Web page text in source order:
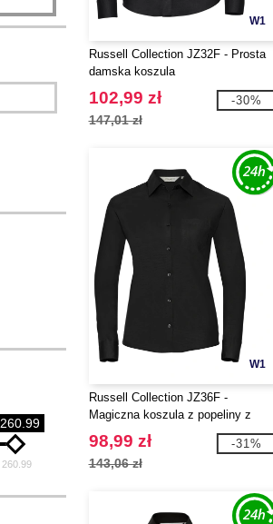
260.99
W1
Russell Collection JZ32F - Prosta
damska koszula
102,99 zł
147,01 zł
-30%
W1
Russell Collection JZ36F -
Magiczna koszula z popeliny z
krótkim rękawkiem
98,99 zł
143,06 zł
-31%